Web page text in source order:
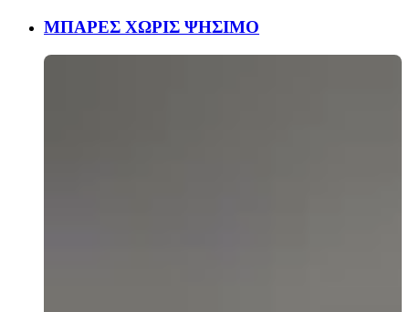
ΜΠΑΡΕΣ ΧΩΡΙΣ ΨΗΣΙΜΟ